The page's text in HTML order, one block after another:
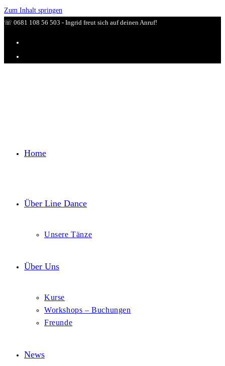
Zum Inhalt springen
☏ 0681 108 56 503 - Ingrid freut sich auf deinen Anruf!
Home
Über Line Dance
Unsere Tänze
Über Uns
Kurse
Workshops – Buchungen
Freunde
News